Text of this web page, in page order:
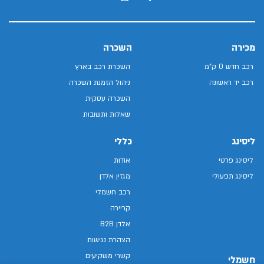
מכירה
רכב חדש 0 ק"מ
רכב יד ראשונה
השכרה
השכרת רכב בארץ
ניהול הזמנת השכרה
השכרה עסקית
שאלות ותשובות
ליסינג
ליסינג פרטי
ליסינג תפעולי
חשמלי
כללי
אודות
מגזין אלדן
רכב חשמלי
קריירה
אלדן B2B
הצהרת נגישות
קשרי משקיעים